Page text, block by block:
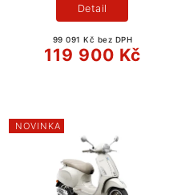
99 091 Kč bez DPH
119 900 Kč
Detail
NOVINKA